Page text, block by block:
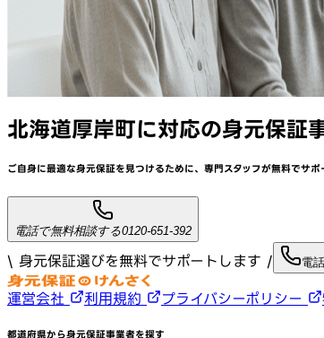
北海道厚岸町に対応の身元保証
ご自身に最適な身元保証を見つけるために、 専門スタッフが無料でサポ
電話で無料相談する0120-651-392
\ 身元保証選びを無料でサポートします / 電
運営会社 利用規約 プライバシーポリシー
都道府県から身元保証事業者を探す